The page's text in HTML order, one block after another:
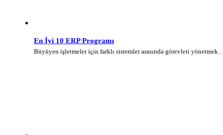
En İyi 10 ERP Programı
Büyüyen işletmeler için farklı sistemler arasında görevleri